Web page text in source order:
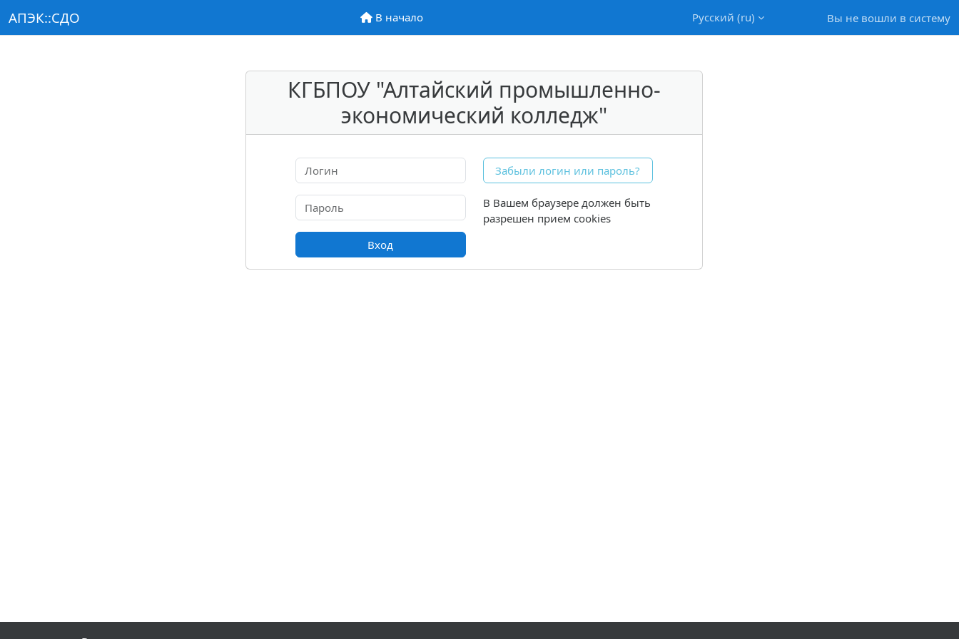
АПЭК::СДО В начало
В начало Русский ‎(ru)‎ Вы не вошли в систему
КГБПОУ "Алтайский промышленно-
экономический колледж"
Логин
Пароль
Вход
Забыли логин или пароль?
В Вашем браузере должен быть
разрешен прием cookies